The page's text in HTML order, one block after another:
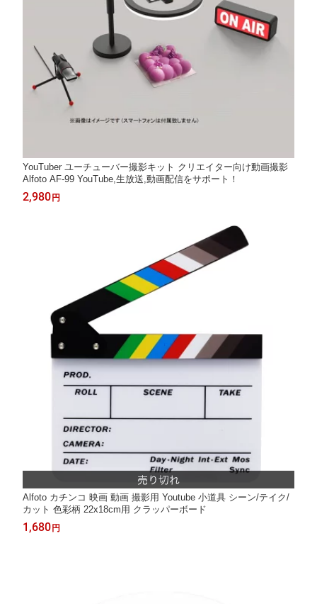
YouTuber ユーチューバー撮影キット クリエイター向け動画撮影
Alfoto AF-99 YouTube,生放送,動画配信をサポート！
2,980円
Alfoto カチンコ 映画 動画 撮影用 Youtube 小道具 シーン/テイク/
カット 色彩柄 22x18cm用 クラッパーボード
1,680円